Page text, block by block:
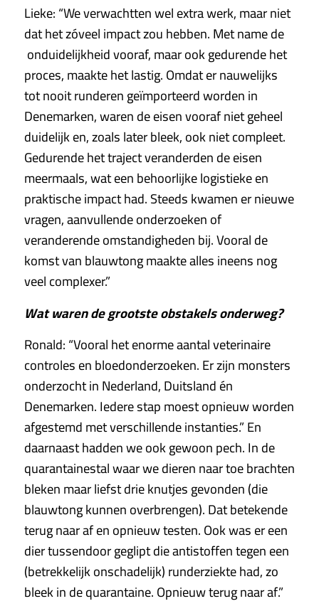
Lieke: “We verwachtten wel extra werk, maar niet
dat het zóveel impact zou hebben. Met name de
onduidelijkheid vooraf, maar ook gedurende het
proces, maakte het lastig. Omdat er nauwelijks
tot nooit runderen geïmporteerd worden in
Denemarken, waren de eisen vooraf niet geheel
duidelijk en, zoals later bleek, ook niet compleet.
Gedurende het traject veranderden de eisen
meermaals, wat een behoorlijke logistieke en
praktische impact had. Steeds kwamen er nieuwe
vragen, aanvullende onderzoeken of
veranderende omstandigheden bij. Vooral de
komst van blauwtong maakte alles ineens nog
veel complexer.”
Wat waren de grootste obstakels onderweg?
Ronald: “Vooral het enorme aantal veterinaire
controles en bloedonderzoeken. Er zijn monsters
onderzocht in Nederland, Duitsland én
Denemarken. Iedere stap moest opnieuw worden
afgestemd met verschillende instanties.” En
daarnaast hadden we ook gewoon pech. In de
quarantainestal waar we dieren naar toe brachten
bleken maar liefst drie knutjes gevonden (die
blauwtong kunnen overbrengen). Dat betekende
terug naar af en opnieuw testen. Ook was er een
dier tussendoor geglipt die antistoffen tegen een
(betrekkelijk onschadelijk) runderziekte had, zo
bleek in de quarantaine. Opnieuw terug naar af.”